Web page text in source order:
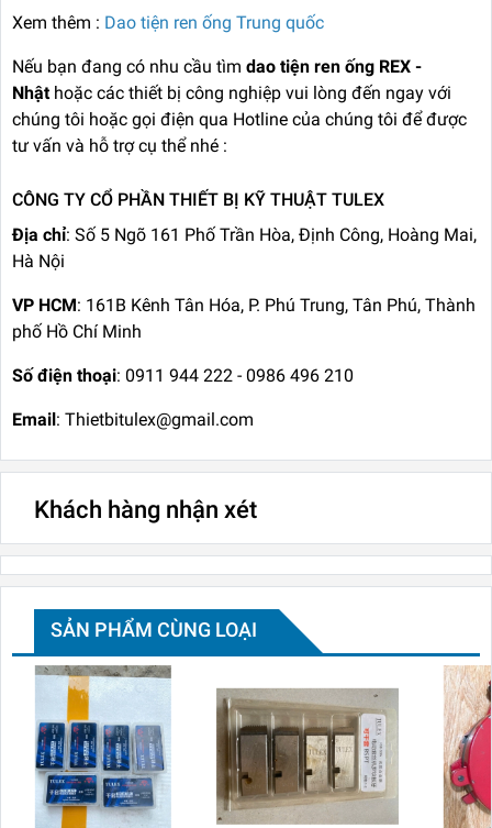
Xem thêm : Dao tiện ren ống Trung quốc
Nếu bạn đang có nhu cầu tìm dao tiện ren ống REX -
Nhật hoặc các thiết bị công nghiệp vui lòng đến ngay với
chúng tôi hoặc gọi điện qua Hotline của chúng tôi để được
tư vấn và hỗ trợ cụ thể nhé :
CÔNG TY CỔ PHẦN THIẾT BỊ KỸ THUẬT TULEX
Địa chỉ: Số 5 Ngõ 161 Phố Trần Hòa, Định Công, Hoàng Mai,
Hà Nội
VP HCM: 161B Kênh Tân Hóa, P. Phú Trung, Tân Phú, Thành
phố Hồ Chí Minh
Số điện thoại: 0911 944 222 - 0986 496 210
Email: Thietbitulex@gmail.com
Khách hàng nhận xét
SẢN PHẨM CÙNG LOẠI